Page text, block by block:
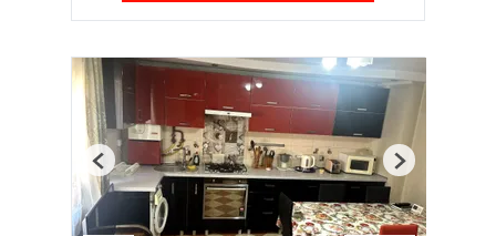
Previous Next